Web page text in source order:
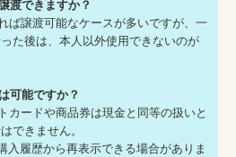
渡できますか？
ば譲渡可能なケースが多いですが、一
た後は、本人以外使用できないのが
可能ですか？
カードや商品券は現金と同等の扱いと
できません。
履歴から再表示できる場合がありま